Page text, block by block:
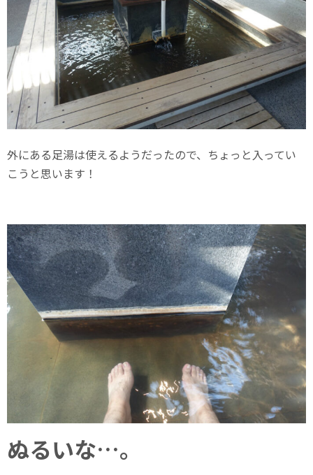
外にある足湯は使えるようだったので、ちょっと入ってい
こうと思います！
ぬるいな…。